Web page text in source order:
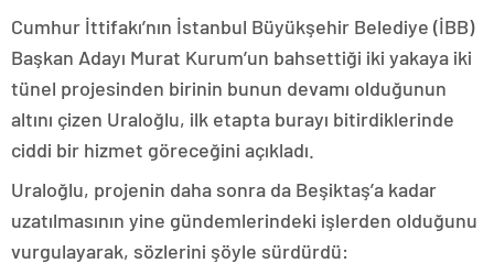
Cumhur İttifakı’nın İstanbul Büyükşehir Belediye (İBB)
Başkan Adayı Murat Kurum’un bahsettiği iki yakaya iki
tünel projesinden birinin bunun devamı olduğunun
altını çizen Uraloğlu, ilk etapta burayı bitirdiklerinde
ciddi bir hizmet göreceğini açıkladı.
Uraloğlu, projenin daha sonra da Beşiktaş’a kadar
uzatılmasının yine gündemlerindeki işlerden olduğunu
vurgulayarak, sözlerini şöyle sürdürdü: